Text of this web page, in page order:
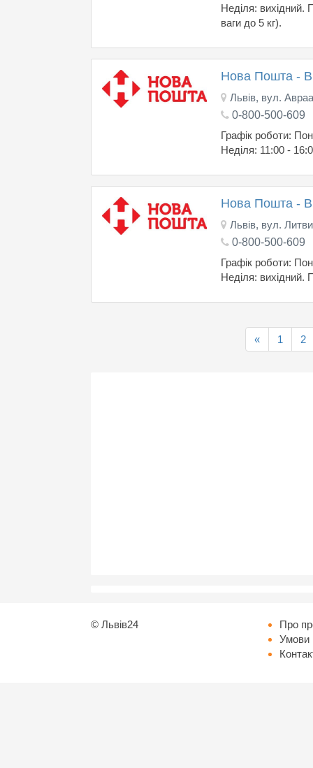
Неділя:
ваги до 5 кг).
Нова Пошта -
Львів, вул.
0-800-500-609
Графік роботи:
Неділя: 11:00 -
Нова Пошта -
Львів, вул.
0-800-500-609
Графік роботи:
Неділя: вихідний.
« 1 2
© Львів24
Про
Умови